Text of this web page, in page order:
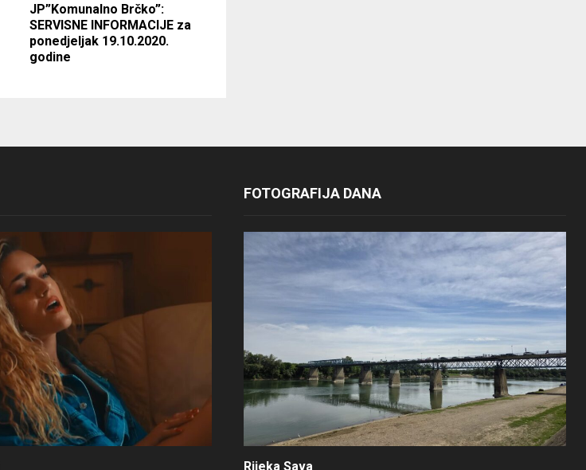
JP”Komunalno Brčko”:
SERVISNE INFORMACIJE za
ponedjeljak 19.10.2020.
godine
FOTOGRAFIJA DANA
Rijeka Sava